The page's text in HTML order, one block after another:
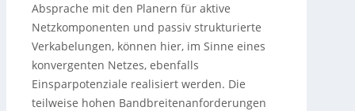
Absprache mit den Planern für aktive
Netzkomponenten und passiv strukturierte
Verkabelungen, können hier, im Sinne eines
konvergenten Netzes, ebenfalls
Einsparpotenziale realisiert werden. Die
teilweise hohen Bandbreitenanforderungen